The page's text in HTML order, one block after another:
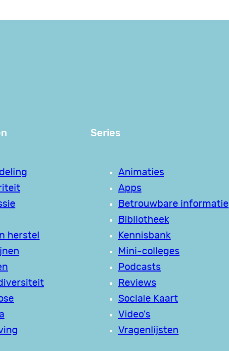
herstel
Series
Animaties
Apps
Betrouwbare informatie
Bibliotheek
Kennisbank
Mini-colleges
Podcasts
Reviews
Sociale Kaart
Video’s
Vragenlijsten